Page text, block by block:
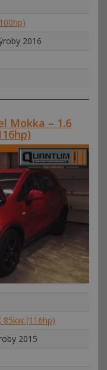
2016
Mokka – 1.6
85kw (116hp)
2015